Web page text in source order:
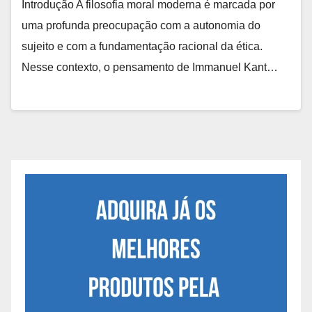
Introdução A filosofia moral moderna é marcada por
uma profunda preocupação com a autonomia do
sujeito e com a fundamentação racional da ética.
Nesse contexto, o pensamento de Immanuel Kant…